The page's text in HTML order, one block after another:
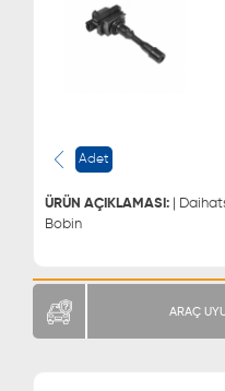
Adet
ÜRÜN AÇIKLAMASI:
Bobin
ARAÇ